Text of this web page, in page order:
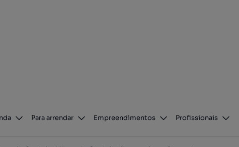
Para arrendar Empreendimentos Profissionais